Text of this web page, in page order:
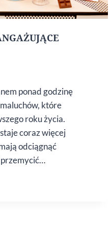
ponad godzinę
które
roku życia.
coraz więcej
odciągnąć
przemycić…